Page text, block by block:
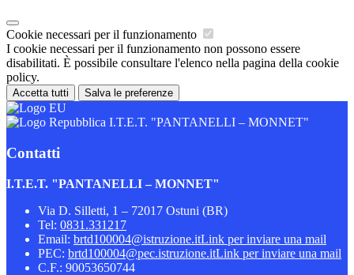
Cookie necessari per il funzionamento
I cookie necessari per il funzionamento non possono essere
disabilitati. È possibile consultare l'elenco nella pagina della cookie
policy.
Accetta tutti Salva le preferenze
I.T.E.T. "PANTANELLI – MONNET"
Contatti
I.T.E.T. "PANTANELLI – MONNET"
Via D. Silletti, 1 – 72017 Ostuni (BR)
Tel: 0831.331217
Email: brtd100004@istruzione.itLink per inviare una mail
PEC: brtd100004@pec.istruzione.itLink per inviare una mail
C.F.: 90053650744